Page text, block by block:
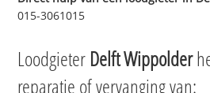
015-3061015
Loodgieter Delft Wippolder
reparatie of vervanging van: